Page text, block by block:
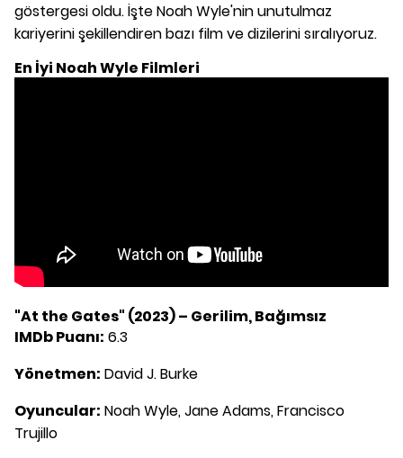
göstergesi oldu. İşte Noah Wyle'nin unutulmaz
kariyerini şekillendiren bazı film ve dizilerini sıralıyoruz.
En İyi Noah Wyle Filmleri
"At the Gates" (2023) – Gerilim, Bağımsız
IMDb Puanı: 6.3
Yönetmen: David J. Burke
Oyuncular: Noah Wyle, Jane Adams, Francisco
Trujillo